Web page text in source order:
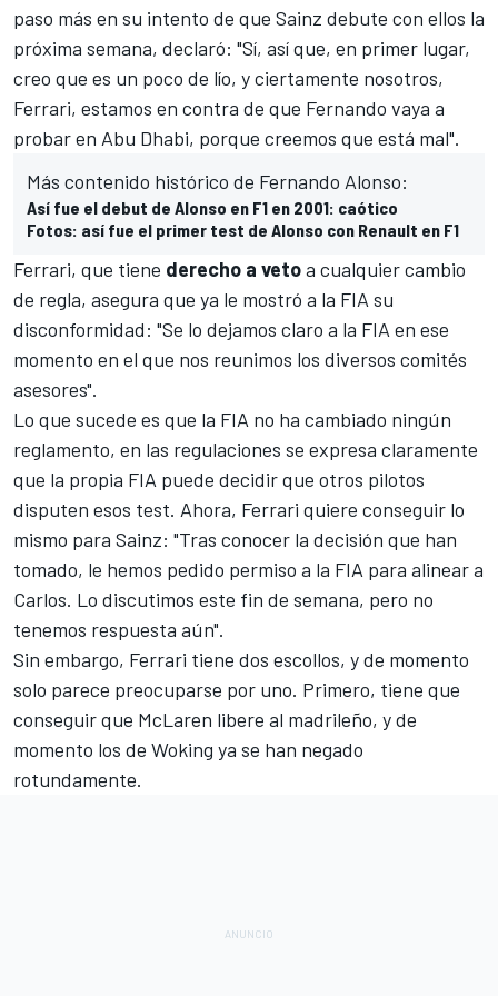
paso más en su intento de que Sainz debute con ellos la
próxima semana, declaró: "Sí, así que, en primer lugar,
creo que es un poco de lío, y ciertamente nosotros,
Ferrari, estamos en contra de que Fernando vaya a
probar en Abu Dhabi, porque creemos que está mal".
Más contenido histórico de Fernando Alonso:
Así fue el debut de Alonso en F1 en 2001: caótico
Fotos: así fue el primer test de Alonso con Renault en F1
Ferrari, que tiene derecho a vetoa cualquier cambio
de regla, asegura que ya le mostró a la FIA su
disconformidad: "Se lo dejamos claro a la FIA en ese
momento en el que nos reunimos los diversos comités
asesores".
Lo que sucede es que la FIA no ha cambiado ningún
reglamento, en las regulaciones se expresa claramente
que la propia FIA puede decidir que otros pilotos
disputen esos test. Ahora, Ferrari quiere conseguir lo
mismo para Sainz: "Tras conocer la decisión que han
tomado, le hemos pedido permiso a la FIA para alinear a
Carlos. Lo discutimos este fin de semana, pero no
tenemos respuesta aún".
Sin embargo, Ferrari tiene dos escollos, y de momento
solo parece preocuparse por uno. Primero, tiene que
conseguir que McLaren libere al madrileño, y de
momento los de Woking ya se han negado
rotundamente.